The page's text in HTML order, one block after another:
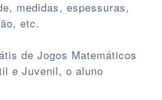
medidas, espessuras,
etc.
de Jogos Matemáticos
e Juvenil, o aluno